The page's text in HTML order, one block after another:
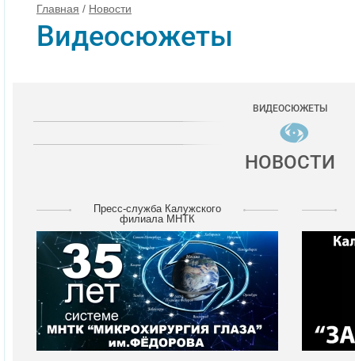
Главная / Новости
Видеосюжеты
ВИДЕОСЮЖЕТЫ
НОВОСТИ
Пресс-служба Калужского
филиала МНТК